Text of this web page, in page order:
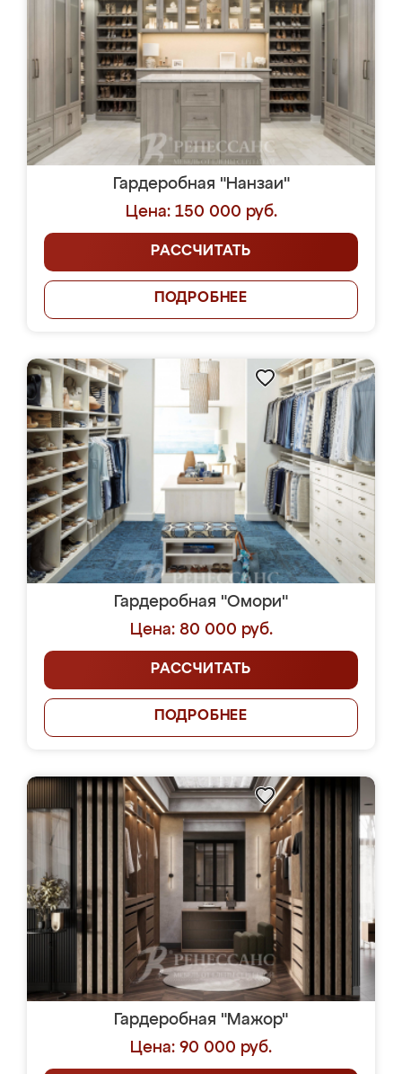
Гардеробная "Нанзаи"
Цена: 150 000 руб.
РАССЧИТАТЬ
ПОДРОБНЕЕ
Гардеробная "Омори"
Цена: 80 000 руб.
РАССЧИТАТЬ
ПОДРОБНЕЕ
Гардеробная "Мажор"
Цена: 90 000 руб.